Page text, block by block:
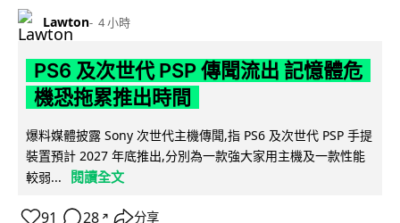
Lawton 4 小時
PS6 及次世代 PSP 傳聞流出 記憶體危
機恐拖累推出時間
爆料媒體披露 Sony 次世代主機傳聞,指 PS6 及次世代 PSP 手提
裝置預計 2027 年底推出,分別為一款強大家用主機及一款性能
較弱...
閱讀全文
91 28 ↗ 分享